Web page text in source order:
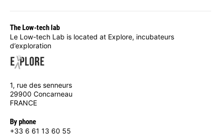
The Low-tech lab
Le Low-tech Lab is located at Explore, incubateurs
d’exploration
1, rue des senneurs
29900 Concarneau
FRANCE
By phone
+33 6 61 13 60 55